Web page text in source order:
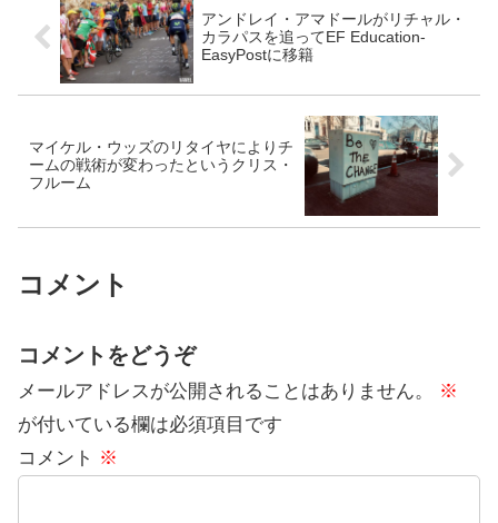
アンドレイ・アマドールがリチャル・
カラパスを追ってEF Education-
EasyPostに移籍
マイケル・ウッズのリタイヤによりチ
ームの戦術が変わったというクリス・
フルーム
コメント
コメントをどうぞ
メールアドレスが公開されることはありません。
※
が付いている欄は必須項目です
コメント ※